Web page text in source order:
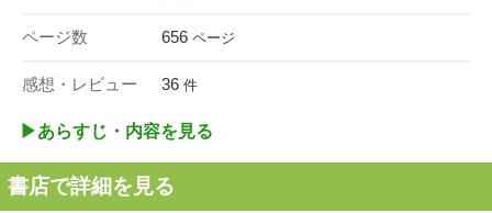
ページ数 656 ページ
感想・レビュー 36 件
▶︎あらすじ・内容を見る
書店で詳細を見る